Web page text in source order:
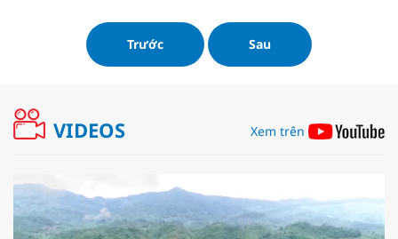
Trước Sau
VIDEOS Xem trên